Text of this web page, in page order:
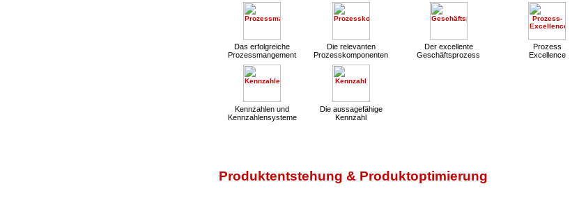
Das erfolgreiche
Prozessmangement
Die relevanten
Prozesskomponenten
Der excellente
Geschäftsprozess
Prozess
Excellence
Kennzahlen und
Kennzahlensysteme
Die aussagefähige
Kennzahl
Produktentstehung & Produktoptimierung